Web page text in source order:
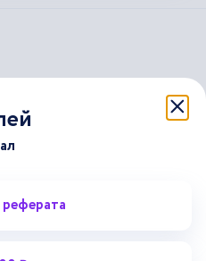
Последние статьи